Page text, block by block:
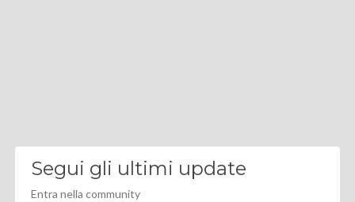
Segui gli ultimi update
Entra nella community